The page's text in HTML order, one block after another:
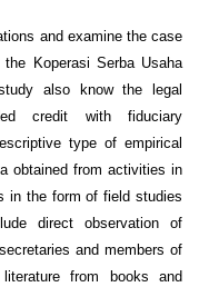
and examine the case
Koperasi Serba Usaha
also know the legal
credit with fiduciary
type of empirical
obtained from activities in
in the form of field studies
direct observation of
and members of
from books and